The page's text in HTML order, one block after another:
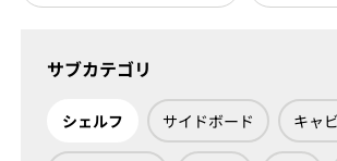
サブカテゴリ
シェルフ サイドボード キャ